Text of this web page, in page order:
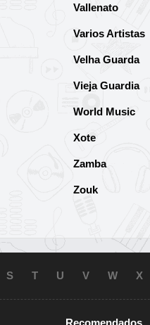
Vallenato
Varios Artistas
Velha Guarda
Vieja Guardia
World Music
Xote
Zamba
Zouk
S T U V W X
Recomendados